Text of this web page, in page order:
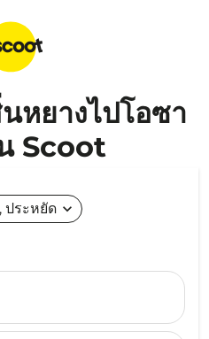
หยางไปโอซา
Scoot
ประหยัด expand_more